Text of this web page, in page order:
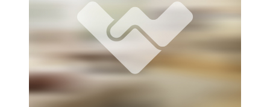
Animale de companie
Afaceri și echipamente profesionale
Inchiriere Bunuri si Vehicule
Utilaje agricole si industriale
Piese auto si accesorii
Dacia Duster